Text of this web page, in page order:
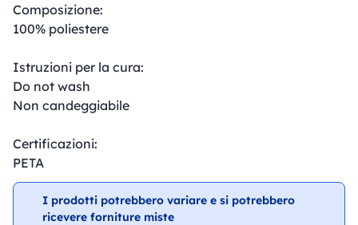
Composizione:
100% poliestere
Istruzioni per la cura:
Do not wash
Non candeggiabile
Certificazioni:
PETA
I prodotti potrebbero variare e si potrebbero
ricevere forniture miste